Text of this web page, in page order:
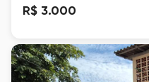
R$ 3.000